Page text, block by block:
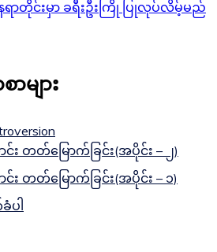
ာတိုင်းမှာ ခရီးဦးကြို ပြုလုပ်လိမ့်မည်
များ
တတ်မြောက်ခြင်း(အပိုင်း – ၂)
တတ်မြောက်ခြင်း(အပိုင်း – ၁)
ပါ